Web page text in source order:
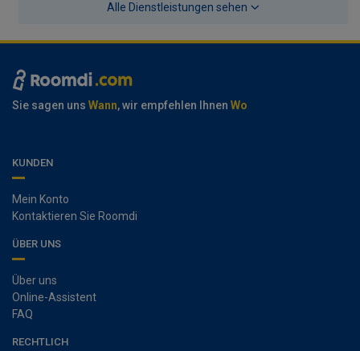
Alle Dienstleistungen sehen
Sie sagen uns Wann, wir empfehlen Ihnen Wo
KUNDEN
Mein Konto
Kontaktieren Sie Roomdi
ÜBER UNS
Über uns
Online-Assistent
FAQ
RECHTLICH